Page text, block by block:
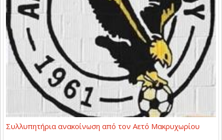
Συλλυπητήρια ανακοίνωση από τον Αετό Μακρυχωρίου